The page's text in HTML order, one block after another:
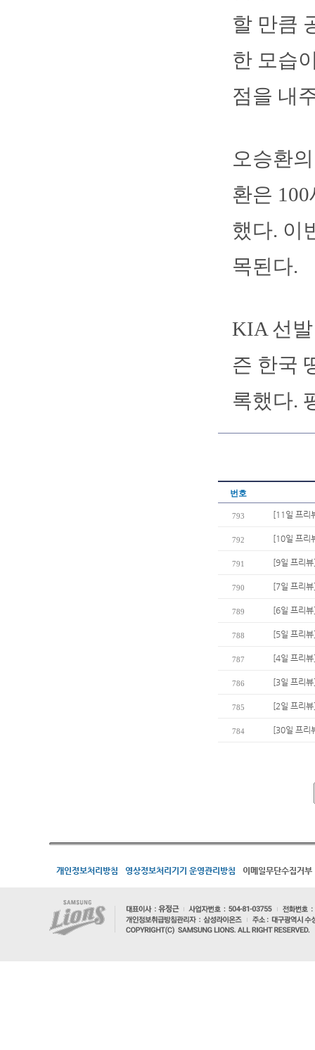
할 만큼
한 모습
점을 내
오승환
환은
했다. 이
목된다.
KIA 선
즌 한국
록했다.
번호
793 [11일 프리
792 [10일 프리
791 [9일 프리
790 [7일 프리
789 [6일 프리
788 [5일 프리
787 [4일 프리
786 [3일 프리
785 [2일 프리
784 [30일 프리
개인정보처리방침 영상정보처리기기 운영관리방침 이메일무단수집거부